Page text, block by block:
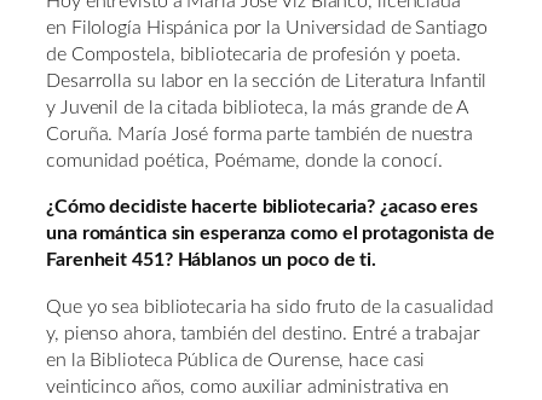
en Filología Hispánica por la Universidad de Santiago
de Compostela, bibliotecaria de profesión y poeta.
Desarrolla su labor en la sección de Literatura Infantil
y Juvenil de la citada biblioteca, la más grande de A
Coruña. María José forma parte también de nuestra
comunidad poética, Poémame, donde la conocí.
¿Cómo decidiste hacerte bibliotecaria? ¿acaso eres
una romántica sin esperanza como el protagonista de
Farenheit 451? Háblanos un poco de ti.
Que yo sea bibliotecaria ha sido fruto de la casualidad
y, pienso ahora, también del destino. Entré a trabajar
en la Biblioteca Pública de Ourense, hace casi
veinticinco años, como auxiliar administrativa en